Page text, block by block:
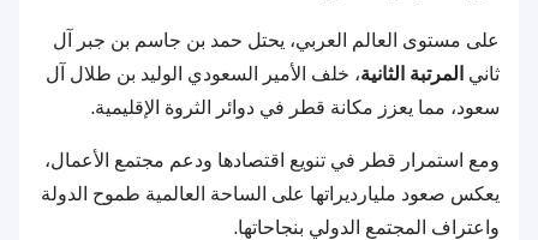
على مستوى العالم العربي، يحتل حمد بن جاسم بن جبر آل
ثاني المرتبة الثانية، خلف الأمير السعودي الوليد بن طلال آل
سعود، مما يعزز مكانة قطر في دوائر الثروة الإقليمية.
ومع استمرار قطر في تنويع اقتصادها ودعم مجتمع الأعمال،
يعكس صعود مليارديراتها على الساحة العالمية طموح الدولة
واعتراف المجتمع الدولي بنجاحاتها.